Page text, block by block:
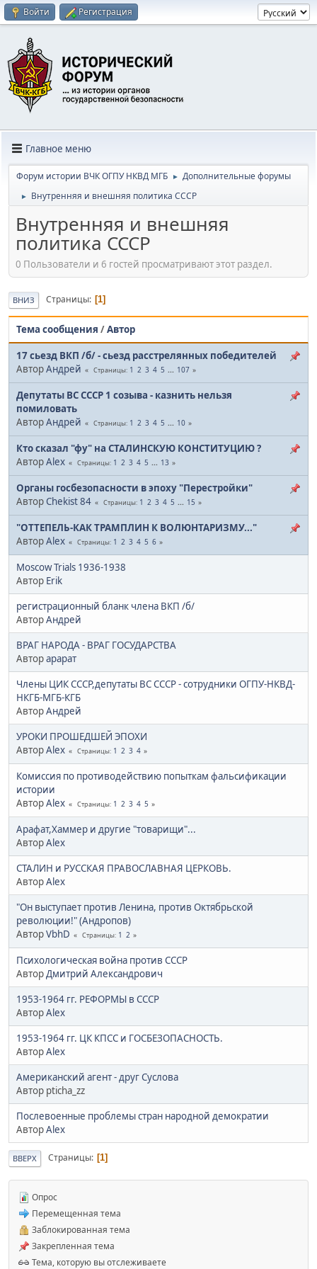
Войти Регистрация
Главное меню
Форум истории ВЧК ОГПУ НКВД МГБ ► Дополнительные форумы
► Внутренняя и внешняя политика СССР
Внутренняя и внешняя
политика СССР
0 Пользователи и 6 гостей просматривают этот раздел.
ВНИЗ Страницы 1
Тема сообщения /Автор
17 сьезд ВКП /б/ - сьезд расстрелянных победителей
АвторАндрей Страницы 1 2 3 4 5 ... 107
Депутаты ВС СССР 1 созыва - казнить нельзя
помиловать
АвторАндрей Страницы 1 2 3 4 5 ... 10
Кто сказал "фу" на СТАЛИНСКУЮ КОНСТИТУЦИЮ ?
АвторAlex Страницы 1 2 3 4 5 ... 13
Органы госбезопасности в эпоху "Перестройки"
Автор Chekist 84 Страницы 1 2 3 4 5 ... 15
"ОТТЕПЕЛЬ-КАК ТРАМПЛИН К ВОЛЮНТАРИЗМУ..."
АвторAlex Страницы 1 2 3 4 5 6
Moscow Trials 1936-1938
Автор Erik
регистрационный бланк члена ВКП /б/
АвторАндрей
ВРАГ НАРОДА - ВРАГ ГОСУДАРСТВА
Авторарарат
Члены ЦИК СССР,депутаты ВС СССР - сотрудники ОГПУ-НКВД-
НКГБ-МГБ-КГБ
АвторАндрей
УРОКИ ПРОШЕДШЕЙ ЭПОХИ
АвторAlex Страницы 1 2 3 4
Комиссия по противодействию попыткам фальсификации
истории
АвторAlex Страницы 1 2 3 4 5
Арафат,Хаммер и другие "товарищи"...
АвторAlex
СТАЛИН и РУССКАЯ ПРАВОСЛАВНАЯ ЦЕРКОВЬ.
АвторAlex
"Он выступает против Ленина, против Октябрьской
революции!" (Андропов)
АвторVbhD Страницы 1 2
Психологическая война против СССР
Автор Дмитрий Александрович
1953-1964 гг. РЕФОРМЫ в СССР
АвторAlex
1953-1964 гг. ЦК КПСС и ГОСБЕЗОПАСНОСТЬ.
АвторAlex
Американский агент - друг Суслова
Автор pticha_zz
Послевоенные проблемы стран народной демократии
АвторAlex
ВВЕРХ Страницы 1
Опрос
Перемещенная тема
Заблокированная тема
Закрепленная тема
Тема, которую вы отслеживаете